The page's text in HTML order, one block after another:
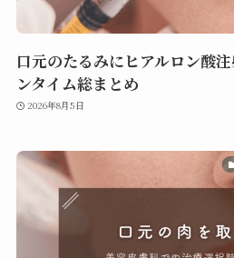
口元のたるみにヒアルロン酸
ンタイム総まとめ
2026年8月5日